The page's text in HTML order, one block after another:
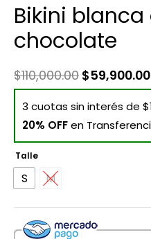
Bikini
chocolate
$110,000.00 $59,900.00
3 cuotas sin interés de
20% OFFen
Talle
S M